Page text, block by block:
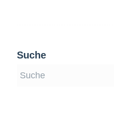
Suche